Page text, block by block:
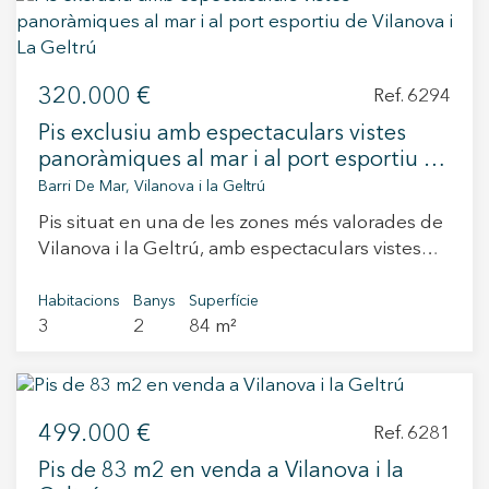
parcel·la a dividir consta duns 1300m2,
compartim la normativa urbanística. permet
Característiques urbanístiques: Classificació
urbanística: Clau 16 – Zona ciutat jardí extensiva
Parcel·la mínima: 1.200 m² Edificabilitat màxima:
0,50 m²/m² Ocupació màxima: 20% Façana
(Planta baixa + primera planta + 50% de planta
àtic) Construcció auxiliar permesa: 5%
aïllat Des de Durán Carasso t'assessorem en
allò que necessitis per prendre la decisió i
mereixes viure!
320.000 € Ref. 6294
Pis exclusiu amb espectaculars vistes
panoràmiques al mar i al port esportiu de
Vilanova i La Geltrú
Barri De Mar, Vilanova i la Geltrú
Pis situat en una de les zones més valorades de
Vilanova i la Geltrú, amb espectaculars vistes
la seva orientació sud-oest, l’habitatge gaudeix
d’abundant llum natural des de primera hora
orientació, juntament amb els amplis finestrals i
atmosfera càlida, serena i molt acollidora. La
lluminositat és una de les grans protagonistes
d’aquest immoble, aportant amplitud i una
Habitacions
3
Banys
2
Superfície
84 m²
499.000 € Ref. 6281
Pis de 83 m2 en venda a Vilanova i la